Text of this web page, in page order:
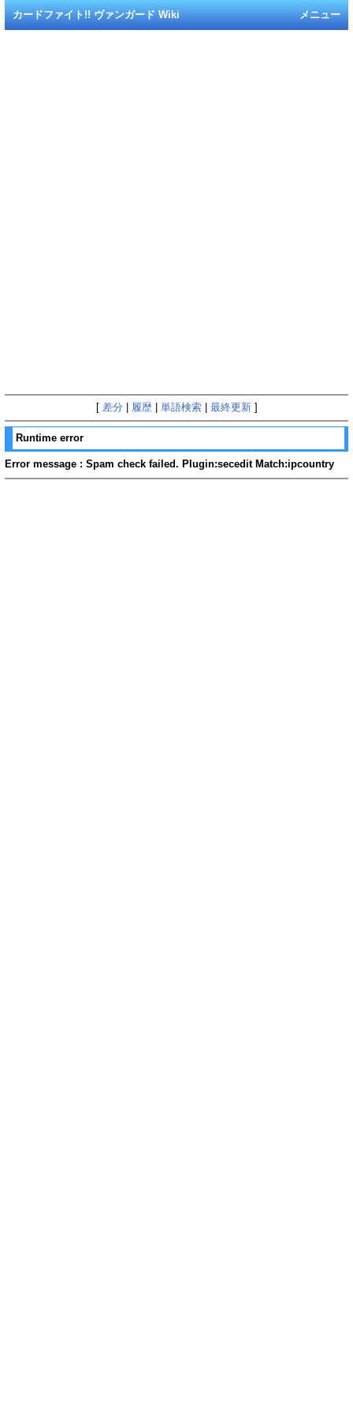
メニュー
カードファイト!! ヴァンガード Wiki
[ 差分 履歴| 単語検索| 最終更新]
Runtime error
Error message : Spam check failed. Plugin:secedit Match:ipcountry